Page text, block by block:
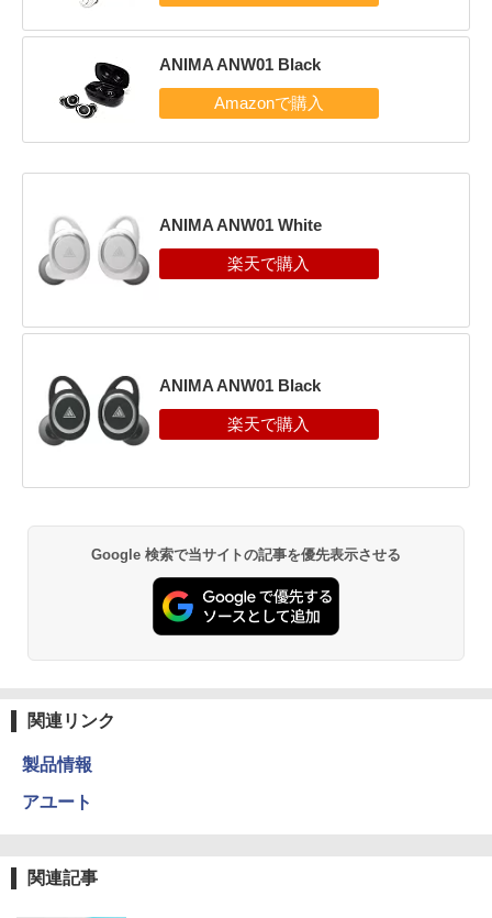
ANIMA ANW01 Black
ANIMA ANW01 White
ANIMA ANW01 Black
Google 検索で当サイトの記事を優先表示させる
関連リンク
製品情報
アユート
関連記事